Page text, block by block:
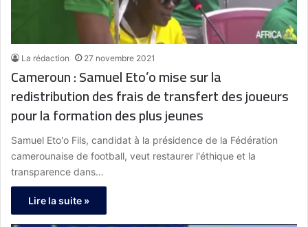
La rédaction 27 novembre 2021
Cameroun : Samuel Eto’o mise sur la
redistribution des frais de transfert des joueurs
pour la formation des plus jeunes
Samuel Eto'o Fils, candidat à la présidence de la Fédération
camerounaise de football, veut restaurer l'éthique et la
transparence dans…
Lire la suite »